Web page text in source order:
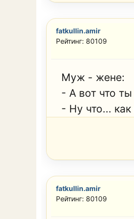
fatkullin.amir
Рейтинг: 80109
Муж - жене:
- А вот что
- Ну что...
fatkullin.amir
Рейтинг: 80109